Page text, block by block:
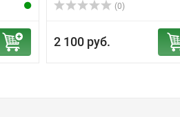
(0)
2 100 руб.